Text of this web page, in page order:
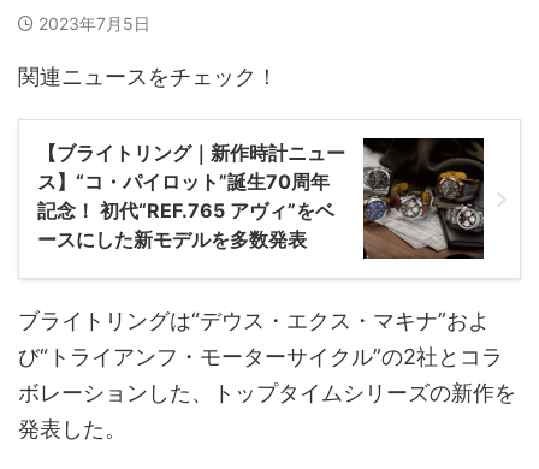
2023年7月5日
関連ニュースをチェック！
【ブライトリング｜新作時計ニュー
ス】“コ・パイロット”誕生70周年
記念！ 初代“REF.765 アヴィ”をベ
ースにした新モデルを多数発表
ブライトリングは“デウス・エクス・マキナ”およ
び“トライアンフ・モーターサイクル”の2社とコラ
ボレーションした、トップタイムシリーズの新作を
発表した。